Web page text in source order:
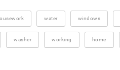
water windows
washer working home